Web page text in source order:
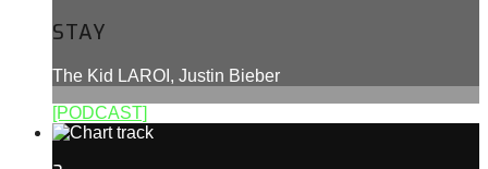
STAY
The Kid LAROI, Justin Bieber
[PODCAST]